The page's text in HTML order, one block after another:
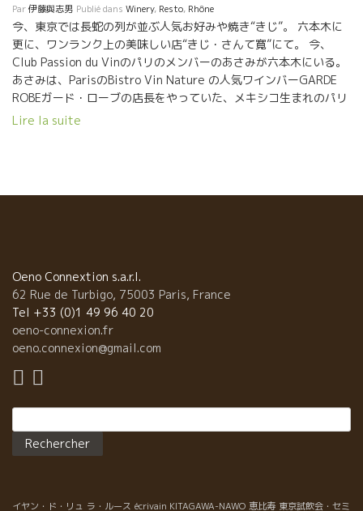
Par伊藤與志男 Publié dans Winery, Resto, Rhône
今、東京では長蛇の列が並ぶ人気お好みや焼き“きじ”。 六本木に
更に、ワンランク上の美味しい店“きじ・さんて寛”にて。 今、
Club Passion du Vinのパリのメンバーのあさみが六本木にいる。
あさみは、ParisのBistro Vin Nature の人気ワインバーGARDE
ROBEガード・ローブの店長をやっていた、メキシコ生まれのパリ
育ちの日本人。今は子育ての時期で日本に一時帰国中。 今夜は
息がかかったMC仕込み。 完璧MCからくるゆったりとした果実味
もタレに溶け込んでいく。 あさみは、ワインバー時代からシ
ルヴァンのワインがすきだった。 あさみが働いていた当時の
GARDE ROBEガールド・ローブは、小さな店から店頭までお客が
溢れ出ていた超人気店だった。ワインの消費量が半端ではなかっ
ンだった。 もう嬉しくて笑いが止まらないあさみ。 最高のマリア
Yakisoba et Vin Nature Bistro Okonomiyaki « KIJI » à Tokyo
est déjà très populaire et il faut faire la longue queue
Paris, Asami y est allée avec Madoka de CPV à Tokyo. Le vin
Lire la suite
Oeno Connextion s.a.r.l.
62 Rue de Turbigo, 75003 Paris, France
Tel +33 (0)1 49 96 40 20
oeno-connexion.fr
oeno.connexion@gmail.com
イヤン・ド・リュ ラ・ルース écrivain KITAGAWA-NAWO 恵比寿 東京試飲会・セミ